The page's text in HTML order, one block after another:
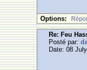
Options:
Re: Feu
Posté par:
Date: 08